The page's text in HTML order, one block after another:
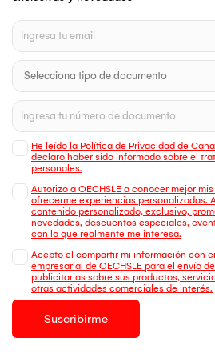
He leído la Política de Privacidad de
declaro haber sido informado sobre el
personales.
Autorizo a OECHSLE a conocer mejor
ofrecerme experiencias personalizadas.
contenido personalizado, exclusivo,
novedades, descuentos especiales,
con lo que realmente me interesa.
Acepto el compartir mi información con
empresarial de OECHSLE para el envío
publicitarias sobre sus productos,
otras actividades comerciales de interés.
Suscribirme